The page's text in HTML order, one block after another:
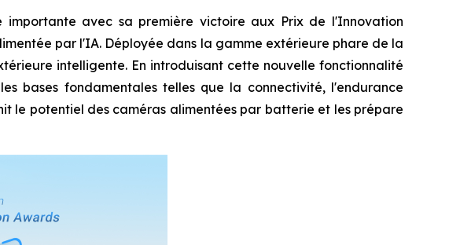
importante avec sa première victoire aux Prix de l'Innovation
par l'IA. Déployée dans la gamme extérieure phare de la
intelligente. En introduisant cette nouvelle fonctionnalité
bases fondamentales telles que la connectivité, l'endurance
le potentiel des caméras alimentées par batterie et les prépare